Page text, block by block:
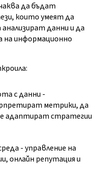
да бъдат
които умеят да
данни и да
на информационно
с данни -
метрики, да
адаптират стратегии
- управление на
онлайн репутация и